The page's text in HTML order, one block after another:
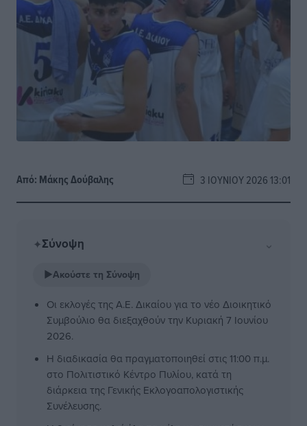
Από: Μάκης Δούβαλης 3 ΙΟΥΝΊΟΥ 2026 13:01
✦Σύνοψη ⌄
▶Ακούστε τη Σύνοψη
Οι εκλογές της Α.Ε. Δικαίου για το νέο Διοικητικό
Συμβούλιο θα διεξαχθούν την Κυριακή 7 Ιουνίου
2026.
Η διαδικασία θα πραγματοποιηθεί στις 11:00 π.μ.
στο Πολιτιστικό Κέντρο Πυλίου, κατά τη
διάρκεια της Γενικής Εκλογοαπολογιστικής
Συνέλευσης.